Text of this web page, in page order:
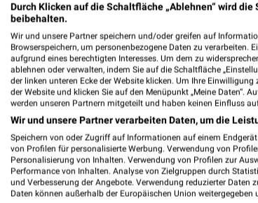
Alle Filialen, Adressen und
Durch Klicken auf die Schaltfläche „Ablehnen“ wird
beibehalten.
Wir und unsere Partner speichern und/oder greifen auf
Browserspeichern, um personenbezogene Daten zu verarbeiten.
aufgrund eines berechtigten Interesses. Um dem zu
ablehnen oder verwalten, indem Sie auf die Schaltfläche
der linken unteren Ecke der Website klicken. Um Ihre
der Website und klicken Sie auf den Menüpunkt „Meine Daten“.
werden unseren Partnern mitgeteilt und haben keinen Einfluss
Wir und unsere Partner verarbeiten Daten, um die
Speichern von oder Zugriff auf Informationen auf einem
von Profilen für personalisierte Werbung. Verwendung von
Personalisierung von Inhalten. Verwendung von Profilen zur
Performance von Inhalten. Analyse von Zielgruppen durch
und Verbesserung der Angebote. Verwendung reduzierter Daten
Daten können außerhalb der Europäischen Union weitergegeben